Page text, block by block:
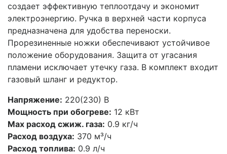
создает эффективную теплоотдачу и экономит
электроэнергию. Ручка в верхней части корпуса
предназначена для удобства переноски.
Прорезиненные ножки обеспечивают устойчивое
положение оборудования. Защита от угасания
пламени исключает утечку газа. В комплект входит
газовый шланг и редуктор.
Напряжение: 220(230) В
Мощность при обогреве: 12 кВт
Max расход сжиж. газа: 0.9 кг/ч
Расход воздуха: 370 м³/ч
Расход топлива: 0.9 л/ч